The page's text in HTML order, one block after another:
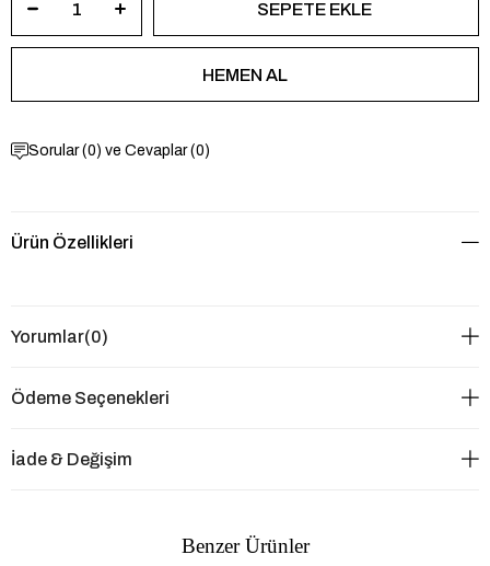
Sorular (0) ve Cevaplar (0)
Ürün Özellikleri
Yorumlar(0)
Ödeme Seçenekleri
İade & Değişim
Benzer Ürünler